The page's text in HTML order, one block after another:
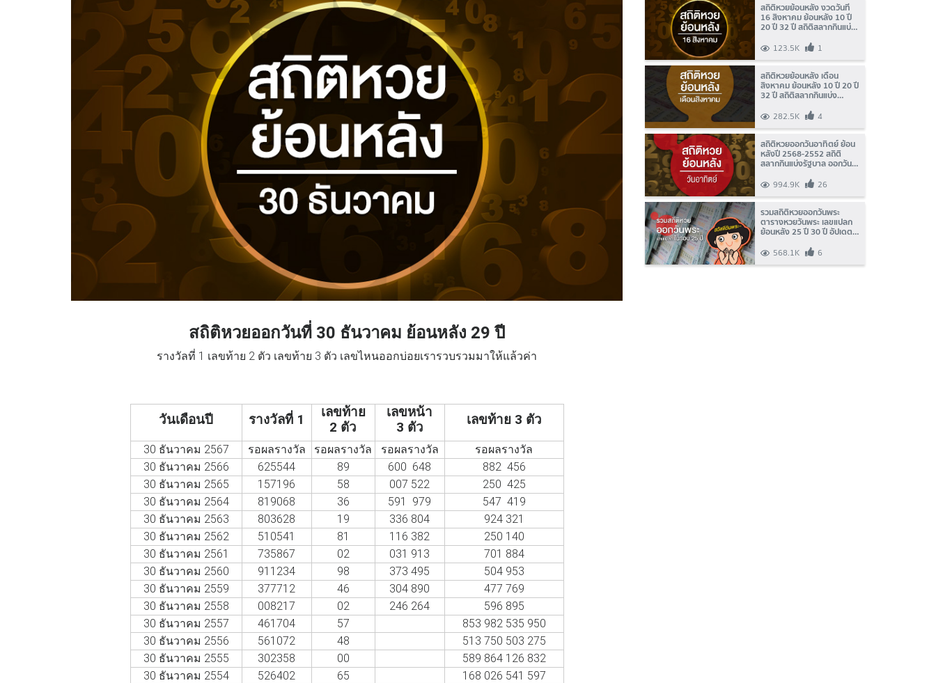
สถิติหวยออกวันที่ 30 ธันวาคม ย้อนหลัง 29 ปี
รางวัลที่ 1 เลขท้าย 2 ตัว เลขท้าย 3 ตัว เลขไหนออกบ่อยเรารวบรวมมาให้แล้วค่า
วันเดือนปี รางวัลที่ 1
เลขท้าย
2 ตัว
เลขหน้า
3 ตัว
เลขท้าย 3 ตัว
30 ธันวาคม 2567 รอผลรางวัล รอผลรางวัล รอผลรางวัล
รอผลรางวัล
30 ธันวาคม 2566
625544 89 600 648
882 456
30 ธันวาคม 2565
157196 58 007 522
250 425
30 ธันวาคม 2564
819068 36 591 979
547 419
30 ธันวาคม 2563
803628 19 336 804
924 321
30 ธันวาคม 2562
510541 81 116 382
250 140
30 ธันวาคม 2561
735867 02 031 913
701 884
30 ธันวาคม 2560
911234 98 373 495
504 953
30 ธันวาคม 2559
377712 46 304 890
477 769
30 ธันวาคม 2558
008217 02 246 264
596 895
30 ธันวาคม 2557
461704 57
853 982 535 950
30 ธันวาคม 2556
561072 48
513 750 503 275
30 ธันวาคม 2555
302358 00
589 864 126 832
30 ธันวาคม 2554
526402 65
168 026 541 597
สถิติหวยย้อนหลัง งวดวันที่
16 สิงหาคม ย้อนหลัง 10 ปี
20 ปี 32 ปี สถิติสลากกินแบ่ง
123.5K 1
สถิติหวยย้อนหลัง เดือน
สิงหาคม ย้อนหลัง 10 ปี 20 ปี
32 ปี สถิติสลากกินแบ่ง
282.5K 4
สถิติหวยออกวันอาทิตย์ ย้อน
หลังปี 2568-2552 สถิติ
สลากกินแบ่งรัฐบาล ออกวัน
994.9K 26
รวมสถิติหวยออกวันพระ
ตารางหวยวันพระ เลขแปลก
ย้อนหลัง 25 ปี 30 ปี อัปเดต
568.1K 6